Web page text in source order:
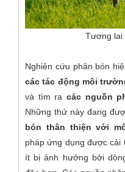
Tương lai
Nghiên cứu phân bón
các tác động môi
và tìm ra các nguồn
Những thứ này đang
bón thân thiện với
pháp ứng dụng được cải
ít bị ảnh hưởng bởi